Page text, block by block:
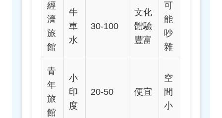
經
濟
旅
館
牛
車
水
30-100
文化
體驗
豐富
可
能
吵
雜
青
年
旅
館
小
印
度
20-50 便宜
空
間
小